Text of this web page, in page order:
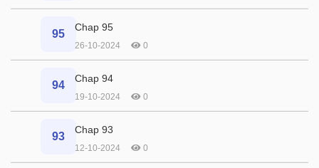
95
Chap 95
26-10-2024 0
94
Chap 94
19-10-2024 0
93
Chap 93
12-10-2024 0